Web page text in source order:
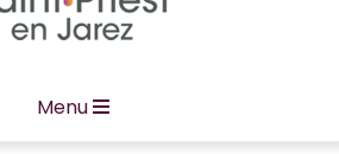
Menu